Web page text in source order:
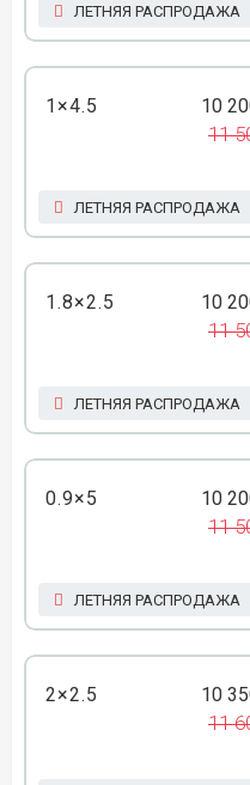
ЛЕТНЯЯ РАСПРОДАЖА
1×4.5 10
11
ЛЕТНЯЯ РАСПРОДАЖА
1.8×2.5 10
11
ЛЕТНЯЯ РАСПРОДАЖА
0.9×5 10
11
ЛЕТНЯЯ РАСПРОДАЖА
2×2.5 10
11